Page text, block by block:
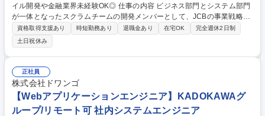
イル開発や金融業界未経験OK◎ 仕事の内容 ビジネス部門とシステム部門
が一体となったスクラムチームの開発メンバーとして、JCBの事業戦略
上、重要なプロダクト・サービスの開発に携わっていただきます。企画～
開発～リリース後の改善まで一気通貫で オーナーシップをもって案件を進
めていただきます。 金融機関でありながらもコーディング機会があり、エ
ンジニアとしての経験値を高めていただけるような機会を提供します。 ◆
開発プロダクト一例：◎ブランドサービス機能（キャッシュバックシステ
ム等）◎MyJCBアプリ ◎加盟店様向けオンラインサービス（JCB Link）
◎ご参考：JCBテックブログ https://tech.jcblab.jp/ 募集職種 社内SE(アジ
ャイル開発）アジャイル開発や金融業界未経験OK◎
資格取得支援あり 時短勤務あり 退職金あり 在宅OK
完全週休2日制
土日祝休み
正社員
株式会社ドワンゴ
【Webアプリケーションエンジニア】KADOKAWAグ
ループ/リモート可 社内システムエンジニア